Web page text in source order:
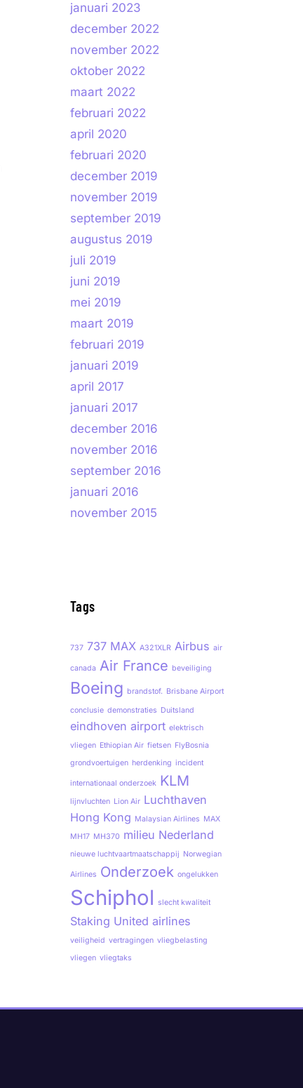
januari 2023
december 2022
november 2022
oktober 2022
maart 2022
februari 2022
april 2020
februari 2020
december 2019
november 2019
september 2019
augustus 2019
juli 2019
juni 2019
mei 2019
maart 2019
februari 2019
januari 2019
april 2017
januari 2017
december 2016
november 2016
september 2016
januari 2016
november 2015
Tags
737 737 MAX A321XLR Airbus air
canada Air France beveiliging
Boeing brandstof. Brisbane Airport
conclusie demonstraties Duitsland
eindhoven airport elektrisch
vliegen Ethiopian Air fietsen FlyBosnia
grondvoertuigen herdenking incident
internationaal onderzoek KLM
lijnvluchten Lion Air Luchthaven
Hong Kong Malaysian Airlines MAX
MH17 MH370 milieu Nederland
nieuwe luchtvaartmaatschappij Norwegian
Airlines Onderzoek ongelukken
Schiphol slecht kwaliteit
Staking United airlines
veiligheid vertragingen vliegbelasting
vliegen vliegtaks